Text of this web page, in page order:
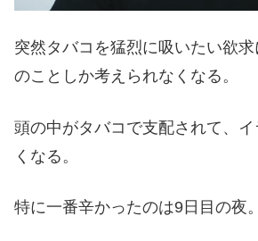
突然タバコを猛烈に吸いたい欲
のことしか考えられなくなる。
頭の中がタバコで支配されて、
くなる。
特に一番辛かったのは9日目の夜。